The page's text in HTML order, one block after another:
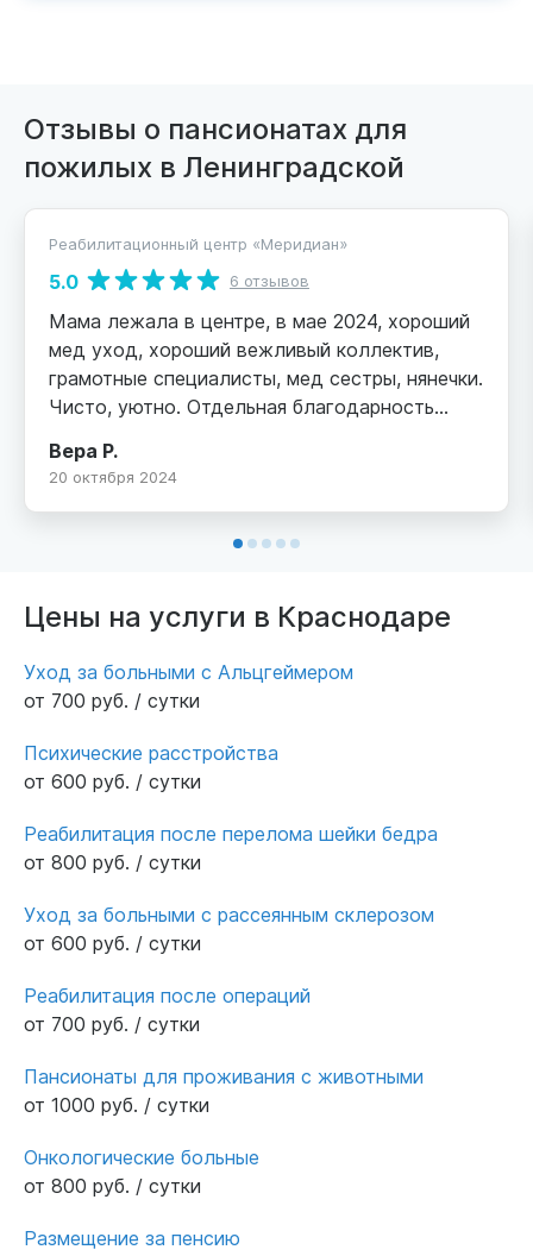
Отзывы о пансионатах для
пожилых в Ленинградской
Реабилитационный центр «Меридиан»
5.0 6 отзывов
Мама лежала в центре, в мае 2024, хороший
мед уход, хороший вежливый коллектив,
грамотные специалисты, мед сестры, нянечки.
Чисто, уютно. Отдельная благодарность
Грамотный внимательный вежливый доктор.
Вера Р.
20 октября 2024
Цены на услуги в Краснодаре
Уход за больными с Альцгеймером
от 700 руб. / сутки
Психические расстройства
от 600 руб. / сутки
Реабилитация после перелома шейки бедра
от 800 руб. / сутки
Уход за больными с рассеянным склерозом
от 600 руб. / сутки
Реабилитация после операций
от 700 руб. / сутки
Пансионаты для проживания с животными
от 1000 руб. / сутки
Онкологические больные
от 800 руб. / сутки
Размещение за пенсию